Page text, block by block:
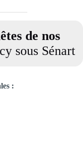
de nos
sous Sénart
: